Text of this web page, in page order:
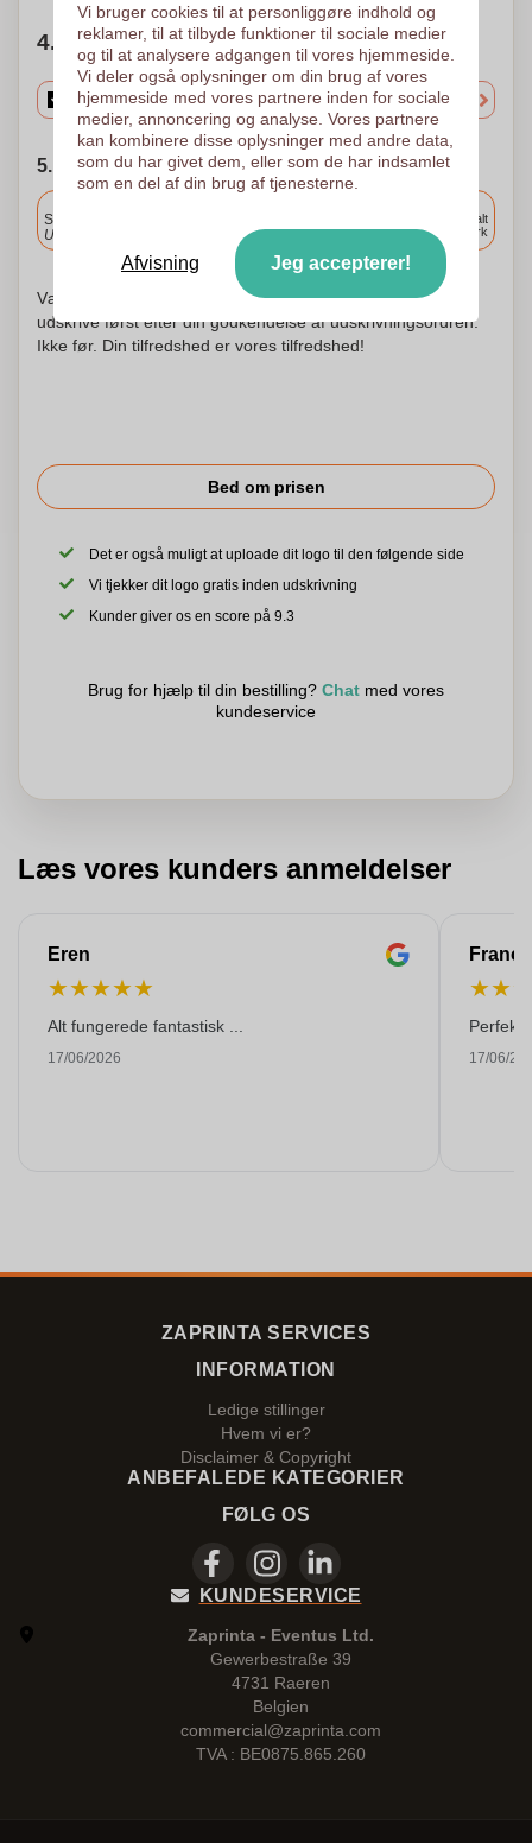
4. Vælg mængden
5. Vælg forsendelsesdato
Standard levering
Upload og godkend dine filer i morgen før 9:30.
Levering overalt
i Danmark
Vær ikke urolig! Vi kontrollerer hvert logo og begynder at
udskrive først efter din godkendelse af udskrivningsordren.
Ikke før. Din tilfredshed er vores tilfredshed!
Bed om prisen
Det er også muligt at uploade dit logo til den følgende side
Vi tjekker dit logo gratis inden udskrivning
Kunder giver os en score på 9.3
Brug for hjælp til din bestilling? Chat med vores
kundeservice
Læs vores kunders anmeldelser
Eren
★★★★★
Alt fungerede fantastisk ...
17/06/2026
★★
17/06/
ZAPRINTA SERVICES
INFORMATION
Ledige stillinger
Hvem vi er?
Disclaimer & Copyright
ANBEFALEDE KATEGORIER
FØLG OS
KUNDESERVICE
Zaprinta - Eventus Ltd.
Gewerbestraße 39
4731 Raeren
Belgien
commercial@zaprinta.com
TVA : BE0875.865.260
Vi bruger cookies til at personliggøre indhold og
reklamer, til at tilbyde funktioner til sociale medier
og til at analysere adgangen til vores hjemmeside.
Vi deler også oplysninger om din brug af vores
hjemmeside med vores partnere inden for sociale
medier, annoncering og analyse. Vores partnere
kan kombinere disse oplysninger med andre data,
som du har givet dem, eller som de har indsamlet
som en del af din brug af tjenesterne.
Afvisning Jeg accepterer!